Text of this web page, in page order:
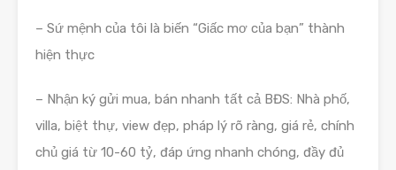
– Sứ mệnh của tôi là biến “Giấc mơ của bạn” thành
hiện thực
– Nhận ký gửi mua, bán nhanh tất cả BĐS: Nhà phố,
villa, biệt thự, view đẹp, pháp lý rõ ràng, giá rẻ, chính
chủ giá từ 10-60 tỷ, đáp ứng nhanh chóng, đầy đủ